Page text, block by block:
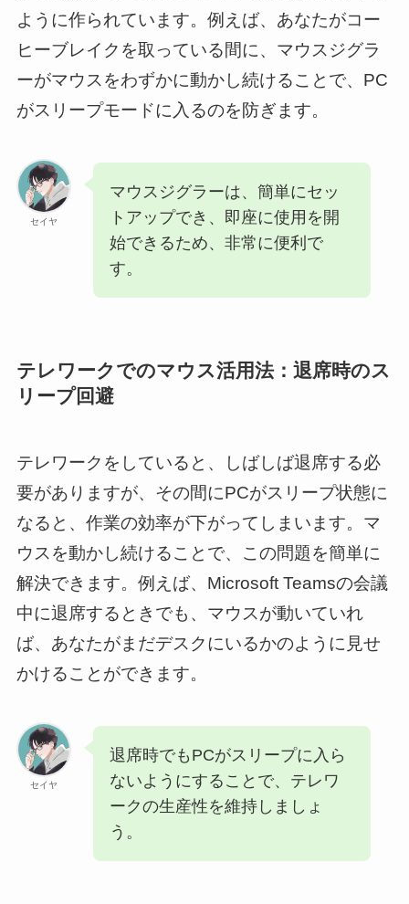
ように作られています。例えば、あなたがコー
ヒーブレイクを取っている間に、マウスジグラ
ーがマウスをわずかに動かし続けることで、PC
がスリープモードに入るのを防ぎます。
セイヤ
マウスジグラーは、簡単にセッ
トアップでき、即座に使用を開
始できるため、非常に便利で
す。
テレワークでのマウス活用法：退席時のス
リープ回避
テレワークをしていると、しばしば退席する必
要がありますが、その間にPCがスリープ状態に
なると、作業の効率が下がってしまいます。マ
ウスを動かし続けることで、この問題を簡単に
解決できます。例えば、Microsoft Teamsの会議
中に退席するときでも、マウスが動いていれ
ば、あなたがまだデスクにいるかのように見せ
かけることができます。
セイヤ
退席時でもPCがスリープに入ら
ないようにすることで、テレワ
ークの生産性を維持しましょ
う。